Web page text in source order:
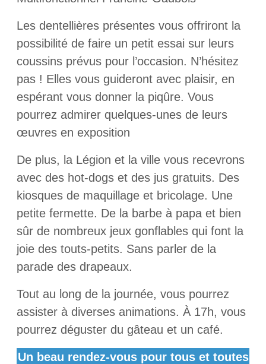
Les dentellières présentes vous offriront la
possibilité de faire un petit essai sur leurs
coussins prévus pour l’occasion. N’hésitez
pas ! Elles vous guideront avec plaisir, en
espérant vous donner la piqûre. Vous
pourrez admirer quelques-unes de leurs
œuvres en exposition
De plus, la Légion et la ville vous recevrons
avec des hot-dogs et des jus gratuits. Des
kiosques de maquillage et bricolage. Une
petite fermette. De la barbe à papa et bien
sûr de nombreux jeux gonflables qui font la
joie des touts-petits. Sans parler de la
parade des drapeaux.
Tout au long de la journée, vous pourrez
assister à diverses animations. À 17h, vous
pourrez déguster du gâteau et un café.
Un beau rendez-vous pour tous et toutes